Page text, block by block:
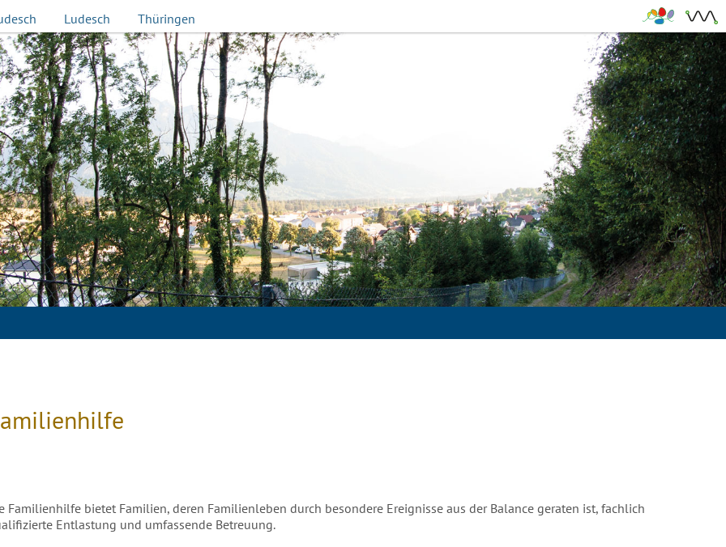
Ludesch Thüringen
Familienhilfe bietet Familien, deren Familienleben durch besondere Ereignisse aus der Balance geraten ist, fachlich
Entlastung und umfassende Betreuung.